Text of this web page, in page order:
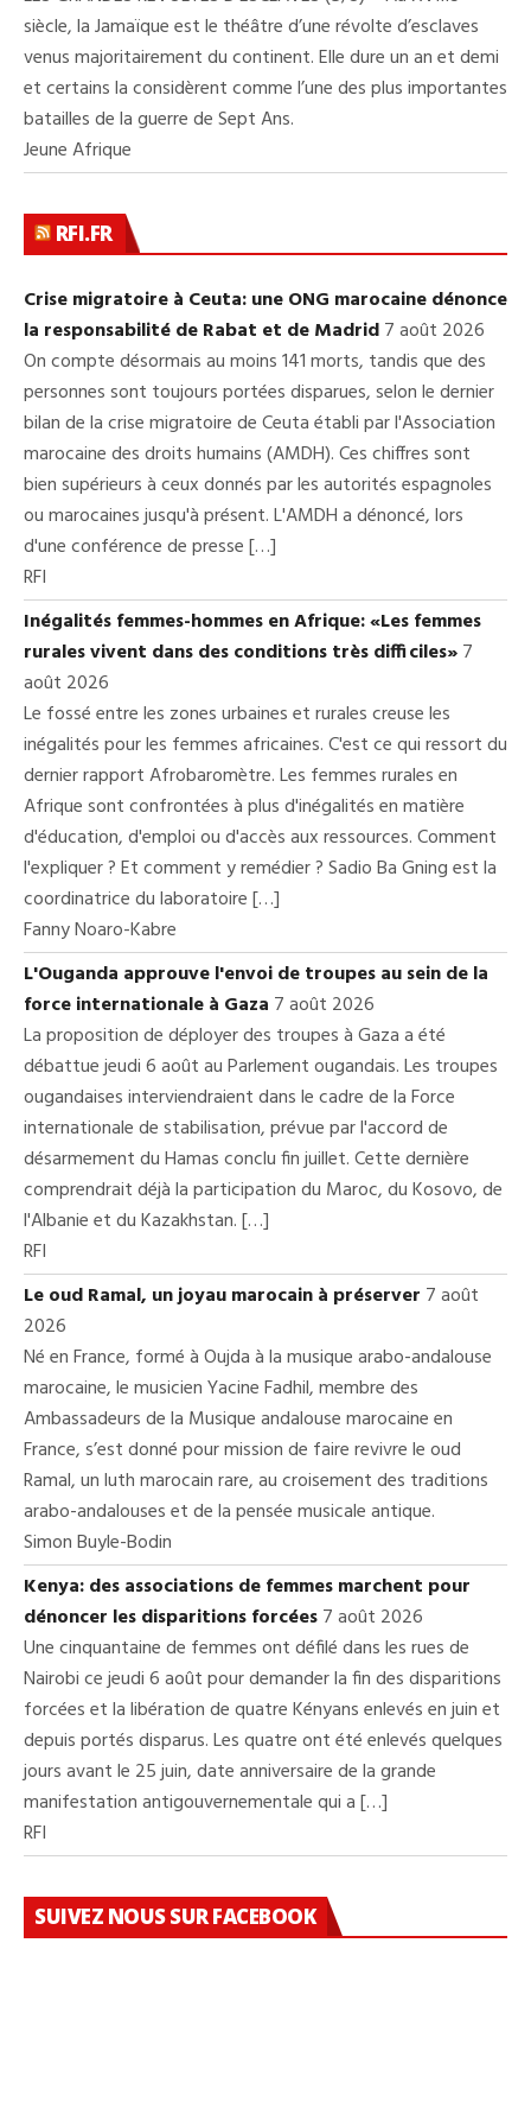
siècle, la Jamaïque est le théâtre d’une révolte d’esclaves
venus majoritairement du continent. Elle dure un an et demi
et certains la considèrent comme l’une des plus importantes
batailles de la guerre de Sept Ans.
Jeune Afrique
RFI.FR
Crise migratoire à Ceuta: une ONG marocaine dénonce
la responsabilité de Rabat et de Madrid7 août 2026
On compte désormais au moins 141 morts, tandis que des
personnes sont toujours portées disparues, selon le dernier
bilan de la crise migratoire de Ceuta établi par l'Association
marocaine des droits humains (AMDH). Ces chiffres sont
bien supérieurs à ceux donnés par les autorités espagnoles
ou marocaines jusqu'à présent. L'AMDH a dénoncé, lors
d'une conférence de presse […]
RFI
Inégalités femmes-hommes en Afrique: «Les femmes
rurales vivent dans des conditions très difficiles»7
août 2026
Le fossé entre les zones urbaines et rurales creuse les
inégalités pour les femmes africaines. C'est ce qui ressort du
dernier rapport Afrobaromètre. Les femmes rurales en
Afrique sont confrontées à plus d'inégalités en matière
d'éducation, d'emploi ou d'accès aux ressources. Comment
l'expliquer ? Et comment y remédier ? Sadio Ba Gning est la
coordinatrice du laboratoire […]
Fanny Noaro-Kabre
L'Ouganda approuve l'envoi de troupes au sein de la
force internationale à Gaza 7 août 2026
La proposition de déployer des troupes à Gaza a été
débattue jeudi 6 août au Parlement ougandais. Les troupes
ougandaises interviendraient dans le cadre de la Force
internationale de stabilisation, prévue par l'accord de
désarmement du Hamas conclu fin juillet. Cette dernière
comprendrait déjà la participation du Maroc, du Kosovo, de
l'Albanie et du Kazakhstan. […]
RFI
Le oud Ramal, un joyau marocain à préserver 7 août
2026
Né en France, formé à Oujda à la musique arabo-andalouse
marocaine, le musicien Yacine Fadhil, membre des
Ambassadeurs de la Musique andalouse marocaine en
France, s’est donné pour mission de faire revivre le oud
Ramal, un luth marocain rare, au croisement des traditions
arabo-andalouses et de la pensée musicale antique.
Simon Buyle-Bodin
Kenya: des associations de femmes marchent pour
dénoncer les disparitions forcées7 août 2026
Une cinquantaine de femmes ont défilé dans les rues de
Nairobi ce jeudi 6 août pour demander la fin des disparitions
forcées et la libération de quatre Kényans enlevés en juin et
depuis portés disparus. Les quatre ont été enlevés quelques
jours avant le 25 juin, date anniversaire de la grande
manifestation antigouvernementale qui a […]
RFI
SUIVEZ NOUS SUR FACEBOOK